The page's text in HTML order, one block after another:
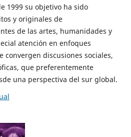
1999 su objetivo ha sido
y originales de
de las artes, humanidades y
atención en enfoques
discusiones sociales,
que preferentemente
una perspectiva del sur global.